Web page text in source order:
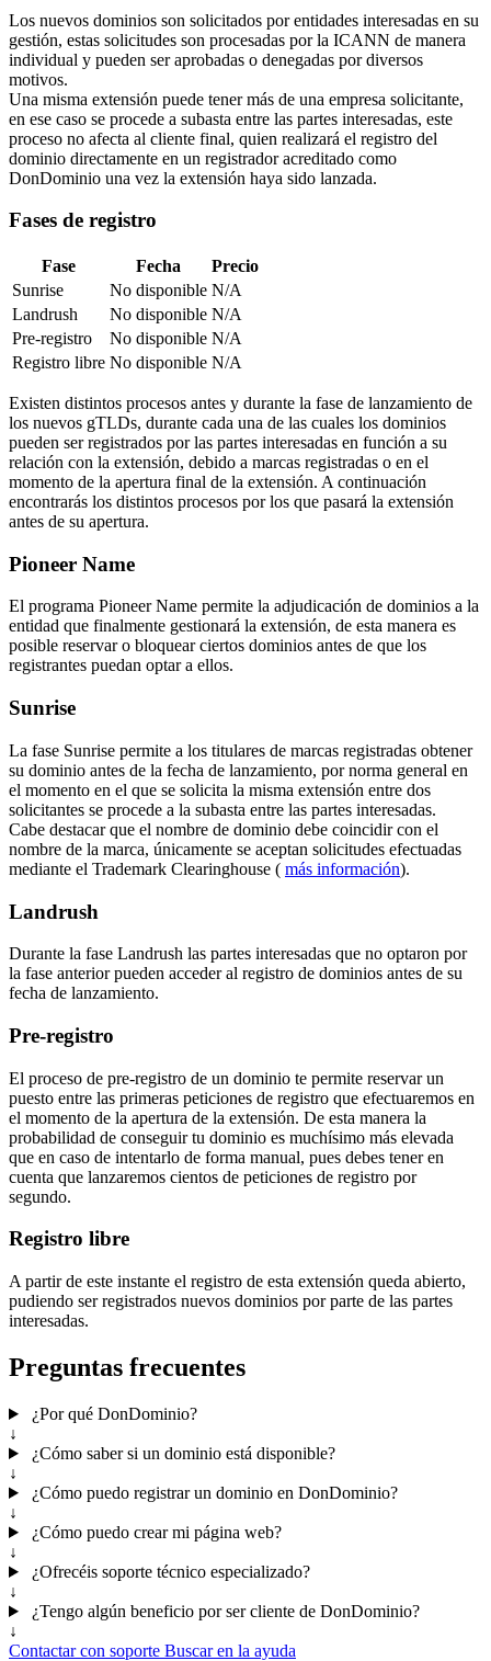
Los nuevos dominios son solicitados por entidades interesadas en su
gestión, estas solicitudes son procesadas por la ICANN de manera
individual y pueden ser aprobadas o denegadas por diversos
motivos.
Una misma extensión puede tener más de una empresa solicitante,
en ese caso se procede a subasta entre las partes interesadas, este
proceso no afecta al cliente final, quien realizará el registro del
dominio directamente en un registrador acreditado como
DonDominio una vez la extensión haya sido lanzada.
Fases de registro
Fase Fecha
Precio
Sunrise
No disponible N/A
Landrush
No disponible N/A
Pre-registro
No disponible N/A
Registro libre No disponible N/A
Existen distintos procesos antes y durante la fase de lanzamiento de
los nuevos gTLDs, durante cada una de las cuales los dominios
pueden ser registrados por las partes interesadas en función a su
relación con la extensión, debido a marcas registradas o en el
momento de la apertura final de la extensión. A continuación
encontrarás los distintos procesos por los que pasará la extensión
antes de su apertura.
Pioneer Name
El programa Pioneer Name permite la adjudicación de dominios a la
entidad que finalmente gestionará la extensión, de esta manera es
posible reservar o bloquear ciertos dominios antes de que los
registrantes puedan optar a ellos.
Sunrise
La fase Sunrise permite a los titulares de marcas registradas obtener
su dominio antes de la fecha de lanzamiento, por norma general en
el momento en el que se solicita la misma extensión entre dos
solicitantes se procede a la subasta entre las partes interesadas.
Cabe destacar que el nombre de dominio debe coincidir con el
nombre de la marca, únicamente se aceptan solicitudes efectuadas
mediante el Trademark Clearinghouse ( más información).
Landrush
Durante la fase Landrush las partes interesadas que no optaron por
la fase anterior pueden acceder al registro de dominios antes de su
fecha de lanzamiento.
Pre-registro
El proceso de pre-registro de un dominio te permite reservar un
puesto entre las primeras peticiones de registro que efectuaremos en
el momento de la apertura de la extensión. De esta manera la
probabilidad de conseguir tu dominio es muchísimo más elevada
que en caso de intentarlo de forma manual, pues debes tener en
cuenta que lanzaremos cientos de peticiones de registro por
segundo.
Registro libre
A partir de este instante el registro de esta extensión queda abierto,
pudiendo ser registrados nuevos dominios por parte de las partes
interesadas.
Preguntas frecuentes
¿Por qué DonDominio?
↓
¿Cómo saber si un dominio está disponible?
↓
¿Cómo puedo registrar un dominio en DonDominio?
↓
¿Cómo puedo crear mi página web?
↓
¿Ofrecéis soporte técnico especializado?
↓
¿Tengo algún beneficio por ser cliente de DonDominio?
↓
Contactar con soporte Buscar en la ayuda